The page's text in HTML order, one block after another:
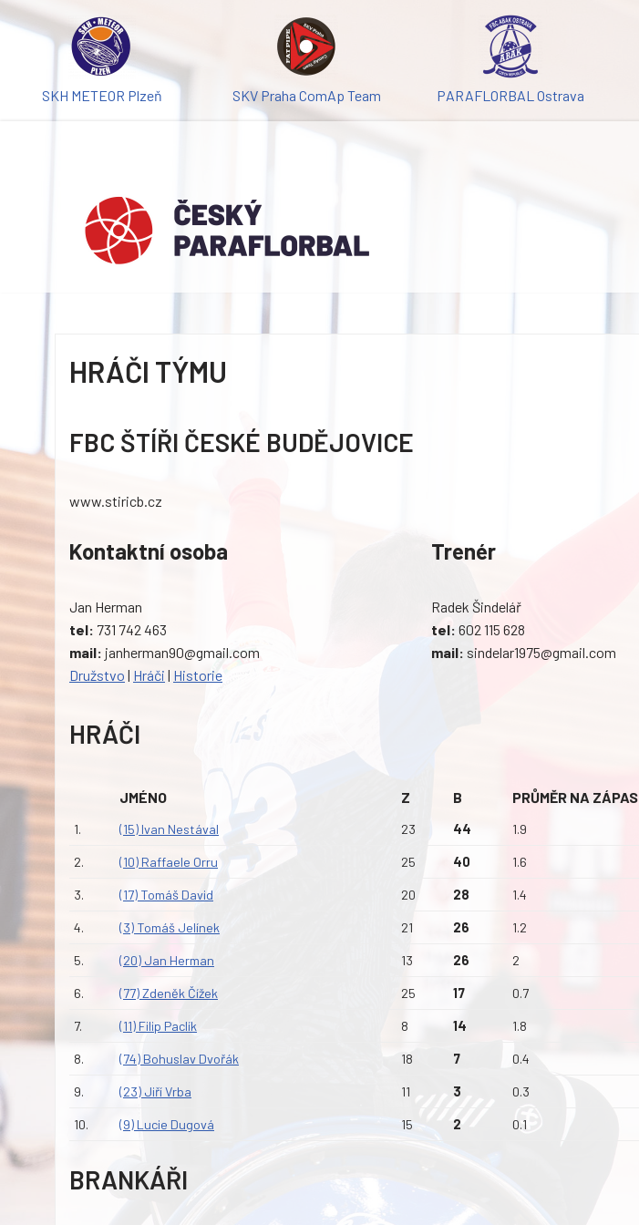
SKH METEOR Plzeň SKV Praha ComAp Team PARAFLORBAL Ostrava
Přeskočit
obsah
HRÁČI TÝMU
FBC ŠTÍŘI ČESKÉ BUDĚJOVICE
www.stiricb.cz
Kontaktní osoba
Jan Herman
tel: 731 742 463
mail: janherman90@gmail.com
Trenér
Radek Šindelář
tel: 602 115 628
mail: sindelar1975@gmail.com
Družstvo | Hráči | Historie
HRÁČI
JMÉNO Z B PRŮMĚR NA ZÁPAS
1. (15) Ivan Nestával 23 44 1.9
2. (10) Raffaele Orru 25 40 1.6
3. (17) Tomáš David 20 28 1.4
4. (3) Tomáš Jelínek 21 26 1.2
5. (20) Jan Herman 13 26 2
6. (77) Zdeněk Čížek 25 17 0.7
7. (11) Filip Paclík 8 14 1.8
8. (74) Bohuslav Dvořák 18 7 0.4
9. (23) Jiří Vrba 11 3 0.3
10. (9) Lucie Dugová 15 2 0.1
BRANKÁŘI